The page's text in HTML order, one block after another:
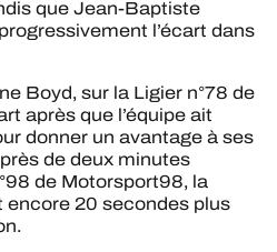
que Jean-Baptiste
l’écart dans
Boyd, sur la Ligier n°78 de
après que l’équipe ait
donner un avantage à ses
de deux minutes
de Motorsport98, la
encore 20 secondes plus